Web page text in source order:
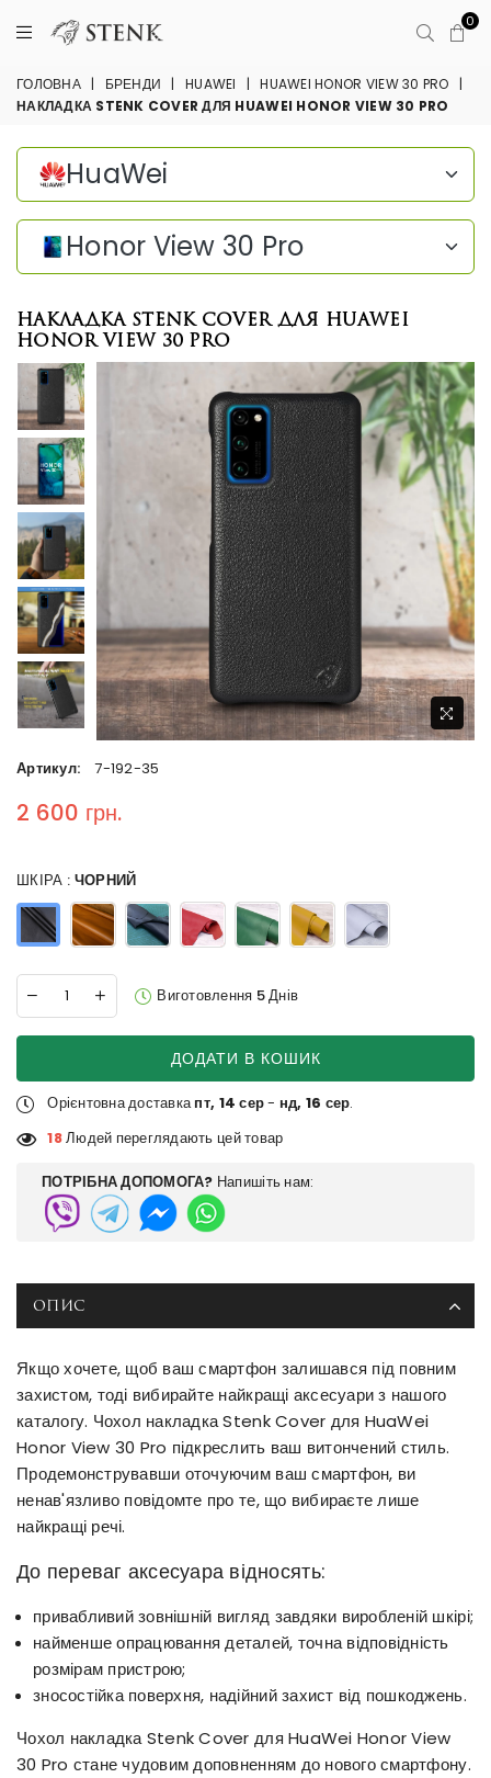
0
ГОЛОВНА | БРЕНДИ | HUAWEI | HUAWEI HONOR VIEW 30 PRO
|
НАКЛАДКА STENK COVER ДЛЯ HUAWEI HONOR VIEW 30 PRO
Накладка Stenk Cover для HuaWei
Honor View 30 Pro
HuaWei
Honor View 30 Pro
Артикул: 7-192-35
Regular price
2 600 грн.
ШКІРА : ЧОРНИЙ
Виготовлення 5 Днів
ДОДАТИ В КОШИК
Орієнтовна доставкапт, 14 сер- нд, 16 сер.
18Людей переглядають цей товар
ПОТРІБНА ДОПОМОГА? Напишіть нам:
ОПИС
Якщо хочете, щоб ваш смартфон залишався під повним
захистом, тоді вибирайте найкращі аксесуари з нашого
каталогу. Чохол накладка Stenk Cover для HuaWei
Honor View 30 Pro підкреслить ваш витончений стиль.
Продемонструвавши оточуючим ваш смартфон, ви
ненав'язливо повідомте про те, що вибираєте лише
найкращі речі.
До переваг аксесуара відносять:
привабливий зовнішній вигляд завдяки виробленій шкірі;
найменше опрацювання деталей, точна відповідність
розмірам пристрою;
зносостійка поверхня, надійний захист від пошкоджень.
Чохол накладка Stenk Cover для HuaWei Honor View
30 Pro стане чудовим доповненням до нового смартфону.